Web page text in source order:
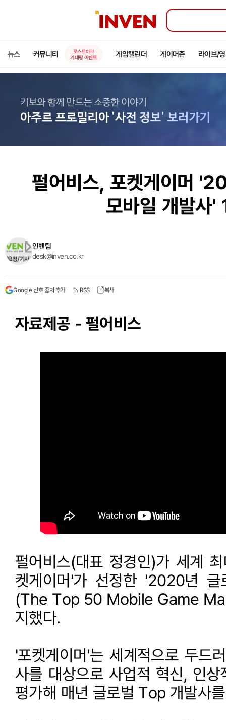
인
뉴스 커뮤니티
로스트아크
기대평 이벤트
게임캘린더 게이머존 라이브/
펄어비스, 포켓게이머
모바일 개발사'
인벤팀
desk@inven.co.kr
Google 선호 출처 추가 RSS 복사
자료제공 - 펄어비스
펄어비스(대표 정경인)가 세계
켓게이머'가 선정한 '2020년
(The Top 50 Mobile Game
지했다.
'포켓게이머'는 세계적으로 두드
사를 대상으로 사업적 혁신, 인
평가해 매년 글로벌 Top 개발사